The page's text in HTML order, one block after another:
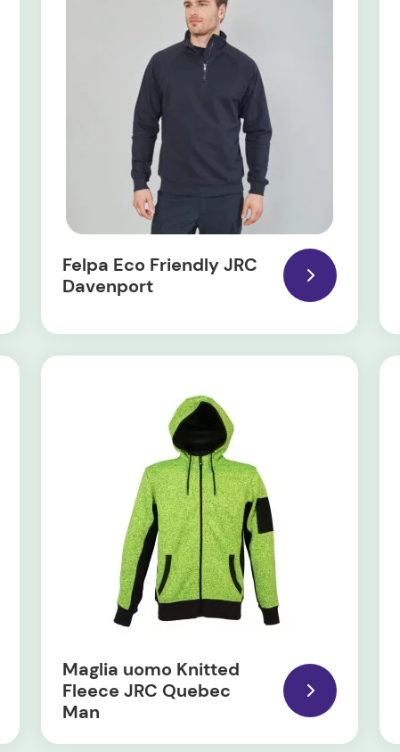
Felpa Eco Friendly JRC
Davenport
Maglia uomo Knitted
Fleece JRC Quebec
Man